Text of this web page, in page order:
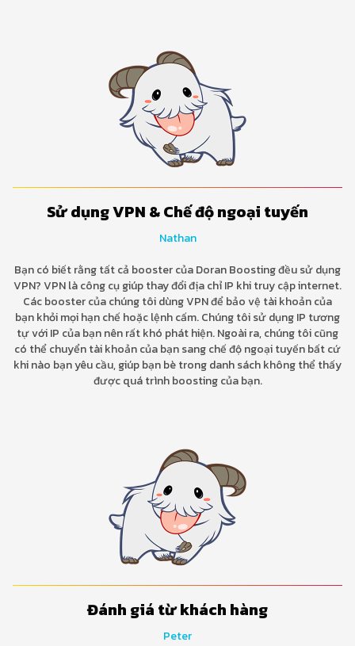
Sử dụng VPN & Chế độ ngoại tuyến
Nathan
Bạn có biết rằng tất cả booster của Doran Boosting đều sử dụng
VPN? VPN là công cụ giúp thay đổi địa chỉ IP khi truy cập internet.
Các booster của chúng tôi dùng VPN để bảo vệ tài khoản của
bạn khỏi mọi hạn chế hoặc lệnh cấm. Chúng tôi sử dụng IP tương
tự với IP của bạn nên rất khó phát hiện. Ngoài ra, chúng tôi cũng
có thể chuyển tài khoản của bạn sang chế độ ngoại tuyến bất cứ
khi nào bạn yêu cầu, giúp bạn bè trong danh sách không thể thấy
được quá trình boosting của bạn.
Đánh giá từ khách hàng
Peter